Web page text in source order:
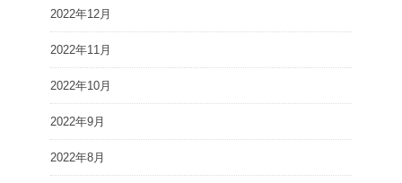
2022年12月
2022年11月
2022年10月
2022年9月
2022年8月